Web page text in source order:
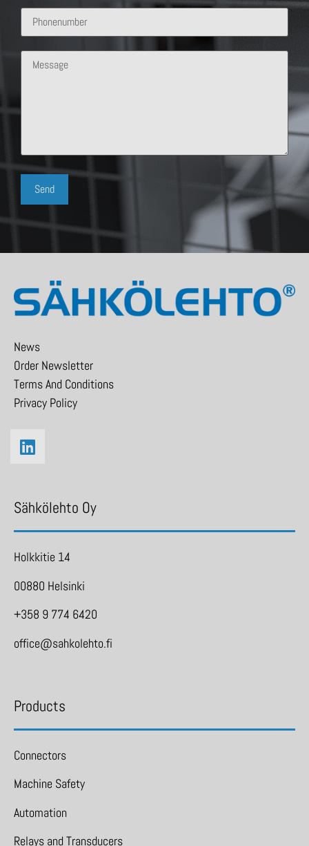
News
Order Newsletter
Terms And Conditions
Privacy Policy
Sähkölehto Oy
Holkkitie 14
00880 Helsinki
+358 9 774 6420
office@sahkolehto.fi
Products
Connectors
Machine Safety
Automation
Relays and Transducers